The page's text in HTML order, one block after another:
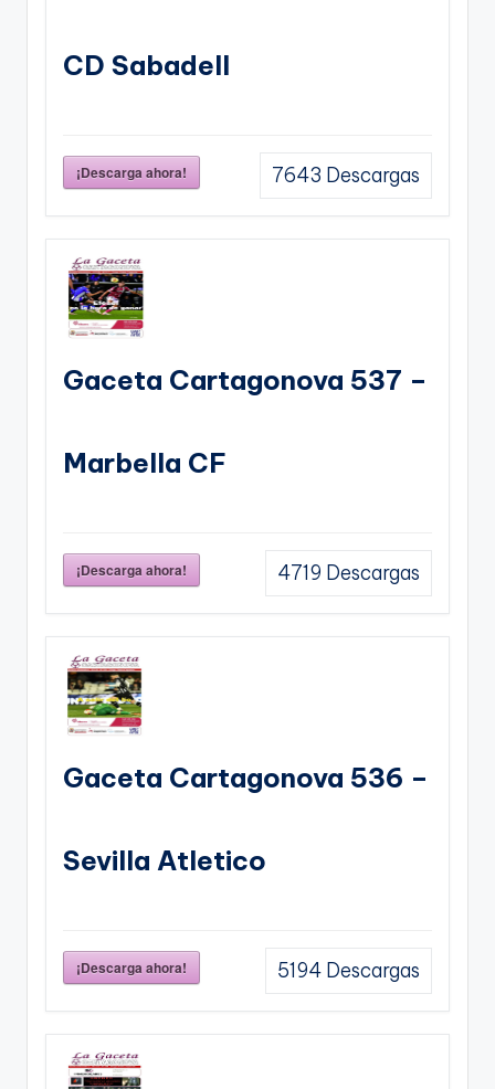
CD Sabadell
¡Descarga ahora! 7643 Descargas
Gaceta Cartagonova 537 –
Marbella CF
¡Descarga ahora! 4719 Descargas
Gaceta Cartagonova 536 –
Sevilla Atletico
¡Descarga ahora! 5194 Descargas